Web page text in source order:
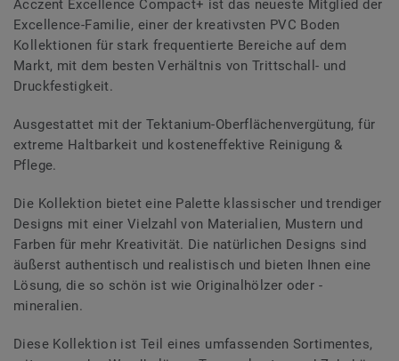
Acczent Excellence Compact+ ist das neueste Mitglied der
Excellence-Familie, einer der kreativsten PVC Boden
Kollektionen für stark frequentierte Bereiche auf dem
Markt, mit dem besten Verhältnis von Trittschall- und
Druckfestigkeit.
Ausgestattet mit der Tektanium-Oberflächenvergütung, für
extreme Haltbarkeit und kosteneffektive Reinigung &
Pflege.
Die Kollektion bietet eine Palette klassischer und trendiger
Designs mit einer Vielzahl von Materialien, Mustern und
Farben für mehr Kreativität. Die natürlichen Designs sind
äußerst authentisch und realistisch und bieten Ihnen eine
Lösung, die so schön ist wie Originalhölzer oder -
mineralien.
Diese Kollektion ist Teil eines umfassenden Sortimentes,